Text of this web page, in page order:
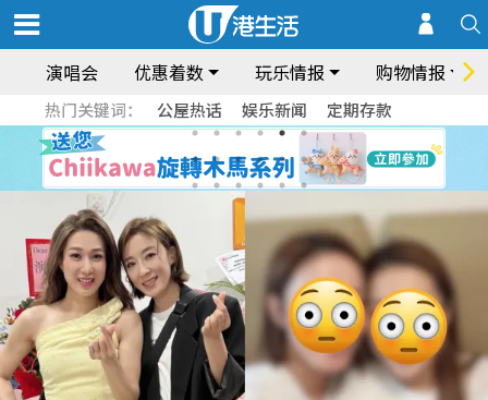
演唱会 优惠着数 玩乐情报 购物情报
热门关键词： 公屋热话 娱乐新闻 定期存款